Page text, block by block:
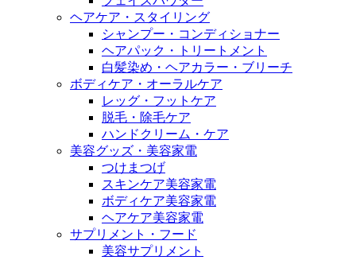
ヘアケア・スタイリング
シャンプー・コンディショナー
ヘアパック・トリートメント
白髪染め・ヘアカラー・ブリーチ
ボディケア・オーラルケア
レッグ・フットケア
脱毛・除毛ケア
ハンドクリーム・ケア
美容グッズ・美容家電
つけまつげ
スキンケア美容家電
ボディケア美容家電
ヘアケア美容家電
サプリメント・フード
美容サプリメント